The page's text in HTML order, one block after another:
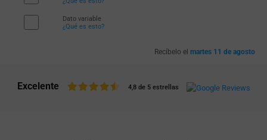
Dato variable
¿Qué es esto?
Recíbelo el martes 11 de agosto
Excelente 4,8 de 5 estrellas